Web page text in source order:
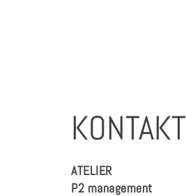
KONTAKT
ATELIER
P2 management